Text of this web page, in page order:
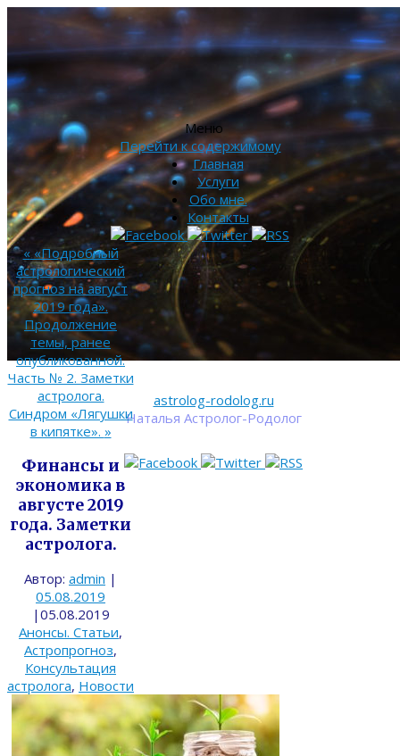
astrolog-rodolog.ru
Наталья Астролог-Родолог
Меню
Перейти к содержимому
Главная
Услуги
Обо мне.
Контакты
««Подробный
астрологический
прогноз на август
2019 года».
Продолжение
темы, ранее
опубликованной.
Часть № 2. Заметки
астролога.
Cиндpoм «Лягyшки
в кипяткe». »
Финансы и
экономика в
августе 2019
года. Заметки
астролога.
Автор: admin |
05.08.2019
| 05.08.2019
Анонсы. Статьи,
Астропрогноз,
Консультация
астролога, Новости